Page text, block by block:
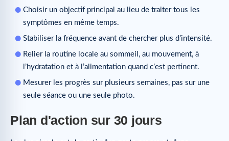
Choisir un objectif principal au lieu de traiter tous les
symptômes en même temps.
Stabiliser la fréquence avant de chercher plus d’intensité.
Relier la routine locale au sommeil, au mouvement, à
l’hydratation et à l’alimentation quand c’est pertinent.
Mesurer les progrès sur plusieurs semaines, pas sur une
seule séance ou une seule photo.
Plan d'action sur 30 jours